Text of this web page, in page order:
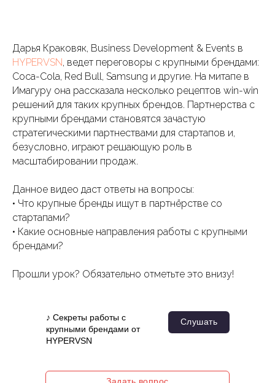
Дарья Краковяк, Business Development & Events в
HYPERVSN, ведет переговоры с крупными брендами:
Coca-Cola, Red Bull, Samsung и другие. На митапе в
Имагуру она рассказала несколько рецептов win-win
решений для таких крупных брендов. Партнерства с
крупными брендами становятся зачастую
стратегическими партнествами для стартапов и,
безусловно, играют решающую роль в
масштабировании продаж.
Данное видео даст ответы на вопросы:
• Что крупные бренды ищут в партнёрстве со
стартапами?
• Какие основные направления работы с крупными
брендами?
Прошли урок? Обязательно отметьте это внизу!
♪ Секреты работы с
крупными брендами от
HYPERVSN
Слушать